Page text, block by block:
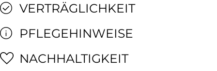
VERTRÄGLICHKEIT
PFLEGEHINWEISE
NACHHALTIGKEIT